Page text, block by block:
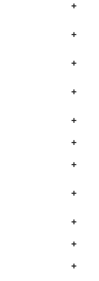
+
+
+
+
+
+
+
+
+
+
+